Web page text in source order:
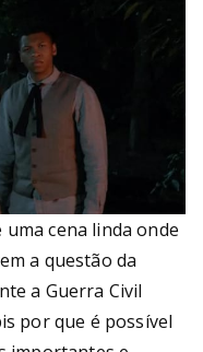
cena linda onde
a questão da
a Guerra Civil
por que é possível